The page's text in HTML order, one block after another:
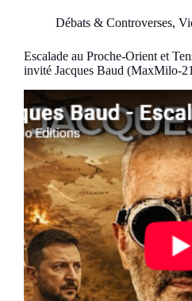
Débats & Controverses,
Escalade au Proche-Orient et
invité Jacques Baud (MaxMilo-